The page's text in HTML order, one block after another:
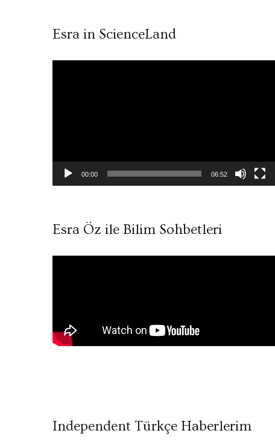
Esra in ScienceLand
00:00 06:52
Esra Öz ile Bilim Sohbetleri
Independent Türkçe Haberlerim